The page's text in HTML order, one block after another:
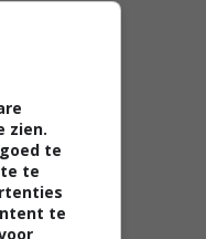
zien.
te
te
te